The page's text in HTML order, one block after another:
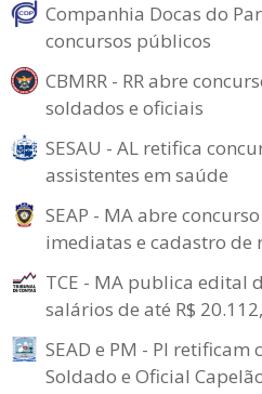
Companhia Docas do
concursos públicos
CBMRR - RR abre
soldados e oficiais
SESAU - AL retifica
assistentes em saúde
SEAP - MA abre
imediatas e cadastro de
TCE - MA publica edital
salários de até R$
SEAD e PM - PI
Soldado e Oficial